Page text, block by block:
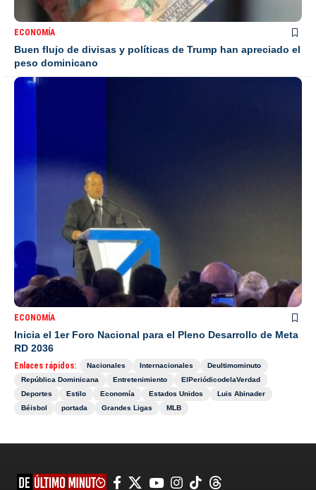
ECONOMÍA
Buen flujo de divisas y políticas de Trump han apreciado el
peso dominicano
ECONOMÍA
Inicia el 1er Foro Nacional para el Pleno Desarrollo de Meta
RD 2036
Enlaces rápidos: Nacionales Internacionales
Deultimominuto
República Dominicana
Entretenimiento
ElPeriódicodelaVerdad
Deportes
Estilo Economía Estados Unidos
Luis Abinader
Béisbol
portada Grandes Ligas MLB